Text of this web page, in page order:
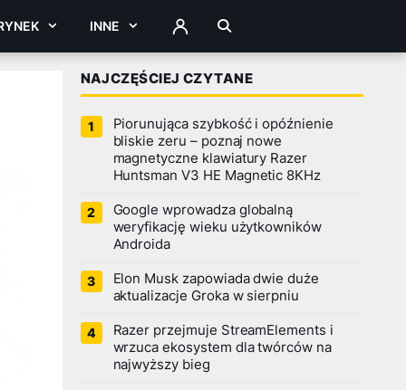
INNE ZALOGUJ
NAJCZĘŚCIEJ CZYTANE
Piorunująca szybkość i opóźnienie
bliskie zeru – poznaj nowe
magnetyczne klawiatury Razer
Huntsman V3 HE Magnetic 8KHz
Google wprowadza globalną
weryfikację wieku użytkowników
Androida
Elon Musk zapowiada dwie duże
aktualizacje Groka w sierpniu
Razer przejmuje StreamElements i
wrzuca ekosystem dla twórców na
najwyższy bieg